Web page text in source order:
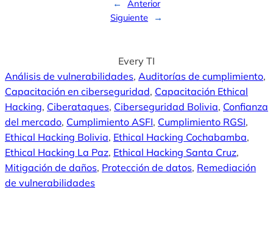
←
Anterior
Siguiente
→
Every TI
Análisis de vulnerabilidades, Auditorías de cumplimiento
Capacitación en ciberseguridad, Capacitación Ethical
Hacking, Ciberataques, Ciberseguridad Bolivia, Confianza
del mercado, Cumplimiento ASFI, Cumplimiento RGSI
Ethical Hacking Bolivia, Ethical Hacking Cochabamba
Ethical Hacking La Paz, Ethical Hacking Santa Cruz
Mitigación de daños, Protección de datos, Remediación
de vulnerabilidades